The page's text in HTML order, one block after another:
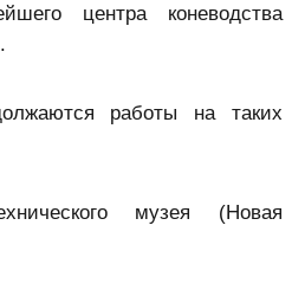
центра коневодства
работы на таких
музея (Новая